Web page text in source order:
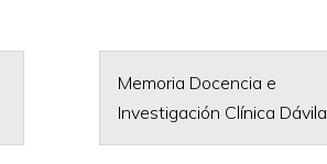
Memoria Docencia e
Investigación Clínica Dávila